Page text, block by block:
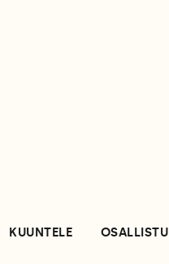
KUUNTELE OSALLISTU